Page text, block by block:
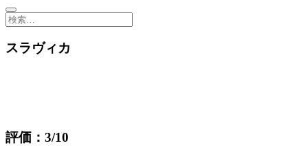
開
く
検
スラヴィカ
評価：3/10